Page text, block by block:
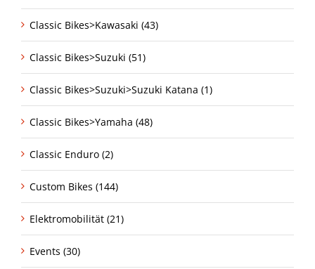
Classic Bikes>Kawasaki (43)
Classic Bikes>Suzuki (51)
Classic Bikes>Suzuki>Suzuki Katana (1)
Classic Bikes>Yamaha (48)
Classic Enduro (2)
Custom Bikes (144)
Elektromobilität (21)
Events (30)